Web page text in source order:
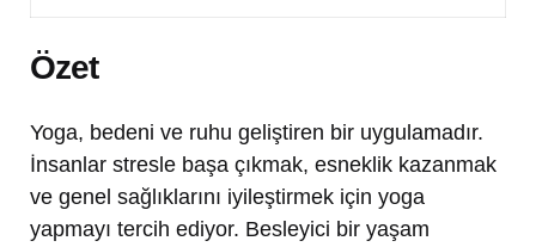
Özet
Yoga, bedeni ve ruhu geliştiren bir uygulamadır.
İnsanlar stresle başa çıkmak, esneklik kazanmak
ve genel sağlıklarını iyileştirmek için yoga
yapmayı tercih ediyor. Besleyici bir yaşam